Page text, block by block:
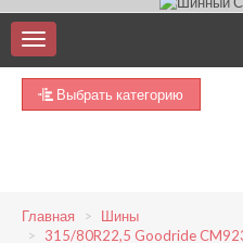
Выбрать категорию
Главная
Шины
315/80R22,5 Goodride